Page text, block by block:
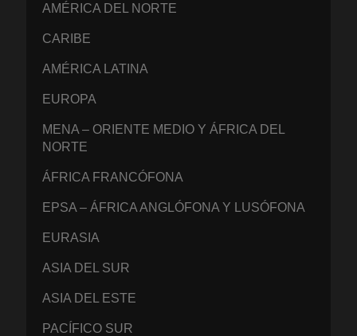
AMÉRICA DEL NORTE
CARIBE
AMÉRICA LATINA
EUROPA
MENA – ORIENTE MEDIO Y ÁFRICA DEL
NORTE
ÁFRICA FRANCÓFONA
EPSA – ÁFRICA ANGLÓFONA Y LUSÓFONA
EURASIA
ASIA DEL SUR
ASIA DEL ESTE
PACÍFICO SUR